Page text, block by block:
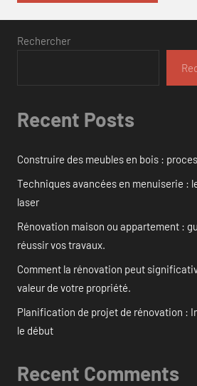
Rechercher
Recent Posts
Construire des meubles en bois :
Techniques avancées en menuiserie :
laser
Rénovation maison ou appartement :
réussir vos travaux.
Comment la rénovation peut
valeur de votre propriété.
Planification de projet de rénovation :
le début
Recent Comments